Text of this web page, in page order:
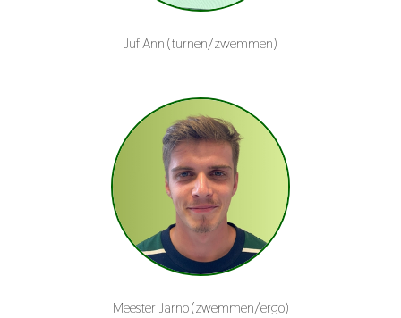
Juf Ann (turnen/zwemmen)
Meester Jarno (zwemmen/ergo)